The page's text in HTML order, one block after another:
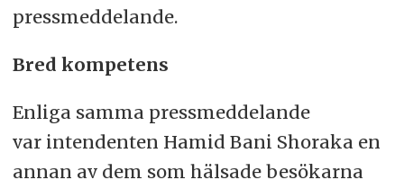
pressmeddelande.
Bred kompetens
Enliga samma pressmeddelande
var intendenten Hamid Bani Shoraka en
annan av dem som hälsade besökarna